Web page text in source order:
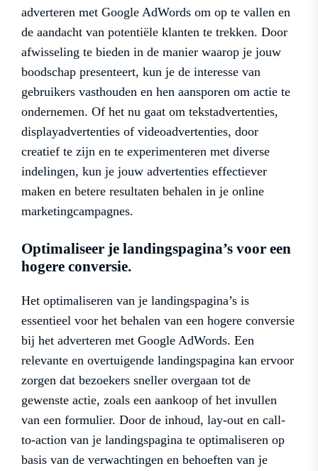
adverteren met Google AdWords om op te vallen en
de aandacht van potentiële klanten te trekken. Door
afwisseling te bieden in de manier waarop je jouw
boodschap presenteert, kun je de interesse van
gebruikers vasthouden en hen aansporen om actie te
ondernemen. Of het nu gaat om tekstadvertenties,
displayadvertenties of videoadvertenties, door
creatief te zijn en te experimenteren met diverse
indelingen, kun je jouw advertenties effectiever
maken en betere resultaten behalen in je online
marketingcampagnes.
Optimaliseer je landingspagina’s voor een
hogere conversie.
Het optimaliseren van je landingspagina’s is
essentieel voor het behalen van een hogere conversie
bij het adverteren met Google AdWords. Een
relevante en overtuigende landingspagina kan ervoor
zorgen dat bezoekers sneller overgaan tot de
gewenste actie, zoals een aankoop of het invullen
van een formulier. Door de inhoud, lay-out en call-
to-action van je landingspagina te optimaliseren op
basis van de verwachtingen en behoeften van je